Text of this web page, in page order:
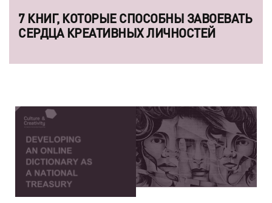
7 КНИГ, КОТОРЫЕ СПОСОБНЫ ЗАВОЕВАТЬ
СЕРДЦА КРЕАТИВНЫХ ЛИЧНОСТЕЙ